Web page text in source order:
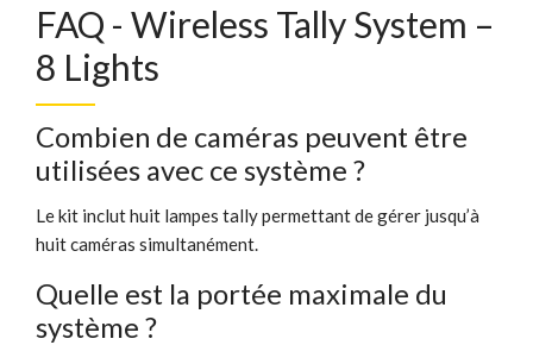
FAQ - Wireless Tally System –
8 Lights
Combien de caméras peuvent être
utilisées avec ce système ?
Le kit inclut huit lampes tally permettant de gérer jusqu’à
huit caméras simultanément.
Quelle est la portée maximale du
système ?